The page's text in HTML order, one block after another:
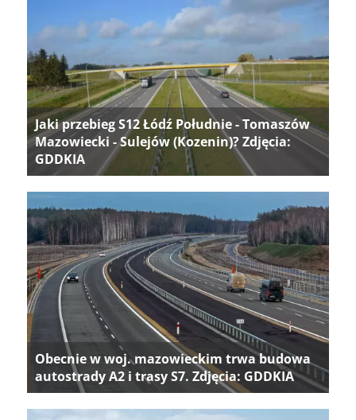
Jaki przebieg S12 Łódź Południe - Tomaszów
Mazowiecki - Sulejów (Kozenin)? Zdjęcia:
GDDKIA
Obecnie w woj. mazowieckim trwa budowa
autostrady A2 i trasy S7. Zdjęcia: GDDKIA